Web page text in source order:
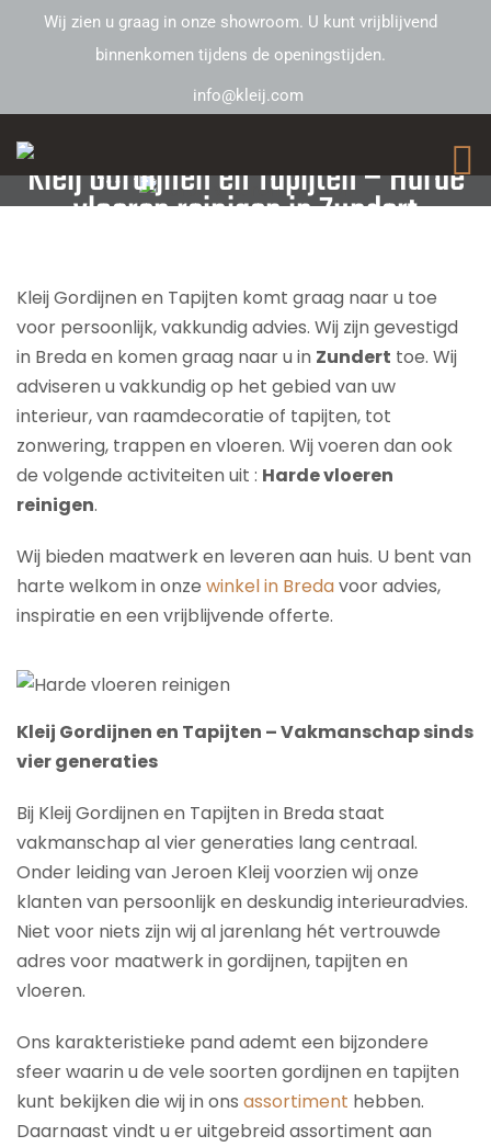
Wij zien u graag in onze showroom. U kunt vrijblijvend
binnenkomen tijdens de openingstijden.
info@kleij.com
Kleij Gordijnen en Tapijten – Harde
vloeren reinigen in Zundert
Kleij Gordijnen en Tapijten komt graag naar u toe
voor persoonlijk, vakkundig advies. Wij zijn gevestigd
in Breda en komen graag naar u in Zundert toe. Wij
adviseren u vakkundig op het gebied van uw
interieur, van raamdecoratie of tapijten, tot
zonwering, trappen en vloeren. Wij voeren dan ook
de volgende activiteiten uit : Harde vloeren
reinigen.
Wij bieden maatwerk en leveren aan huis. U bent van
harte welkom in onze winkel in Bredavoor advies,
inspiratie en een vrijblijvende offerte.
Kleij Gordijnen en Tapijten – Vakmanschap sinds
vier generaties
Bij Kleij Gordijnen en Tapijten in Breda staat
vakmanschap al vier generaties lang centraal.
Onder leiding van Jeroen Kleij voorzien wij onze
klanten van persoonlijk en deskundig interieuradvies.
Niet voor niets zijn wij al jarenlang hét vertrouwde
adres voor maatwerk in gordijnen, tapijten en
vloeren.
Ons karakteristieke pand ademt een bijzondere
sfeer waarin u de vele soorten gordijnen en tapijten
kunt bekijken die wij in ons assortiment hebben.
Daarnaast vindt u er uitgebreid assortiment aan